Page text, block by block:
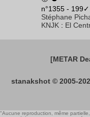
n°1355 - 199✓
Stéphane
KNJK : El
[METAR
stanakshot © 2005-
"Aucune reproduction, même